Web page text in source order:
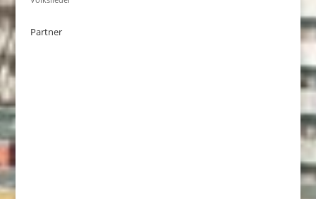
Partner